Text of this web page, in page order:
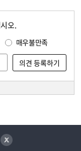
오.
매우불만족
트위터